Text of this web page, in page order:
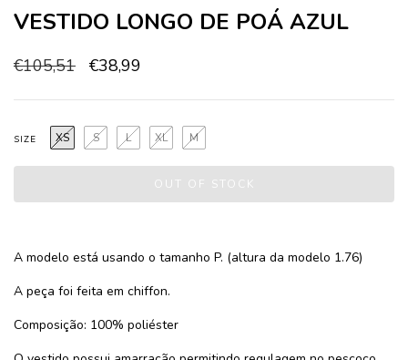
VESTIDO LONGO DE POÁ AZUL
€105,51 €38,99
SIZE XS S M
L XL
A modelo está usando o tamanho P. (altura da modelo 1.76)
A peça foi feita em chiffon.
Composição: 100% poliéster